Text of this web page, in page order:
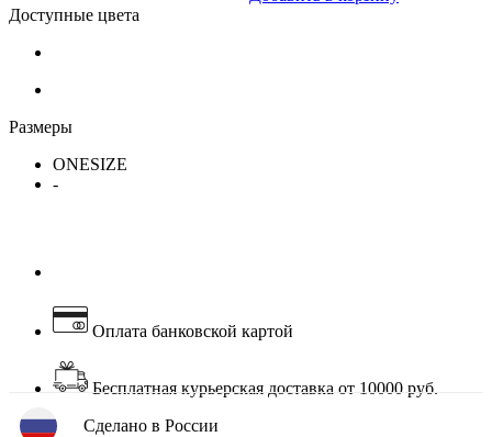
Сделано в России
Доступные цвета
Размеры
ONESIZE
-
Оплата банковской картой
Бесплатная курьерская доставка от 10000 руб.